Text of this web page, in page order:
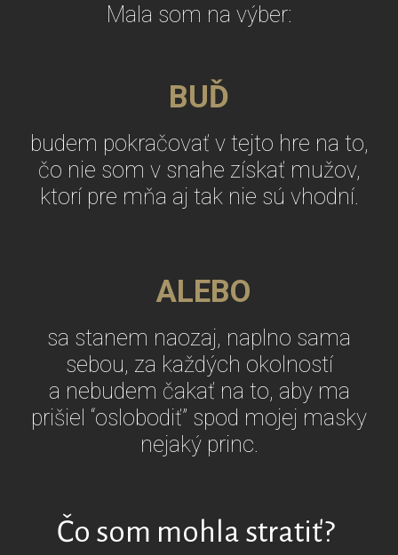
Mala som na výber:
BUĎ
budem pokračovať v tejto hre na to,
čo nie som v snahe získať mužov,
ktorí pre mňa aj tak nie sú vhodní.
ALEBO
sa stanem naozaj, naplno sama
sebou, za každých okolností
a nebudem čakať na to, aby ma
prišiel “oslobodiť” spod mojej masky
nejaký princ.
Čo som mohla stratiť?